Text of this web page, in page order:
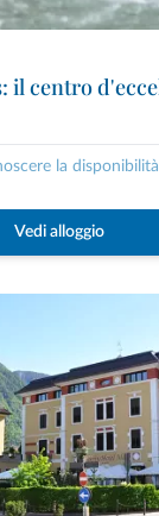
la disponibilità
Vedi alloggio